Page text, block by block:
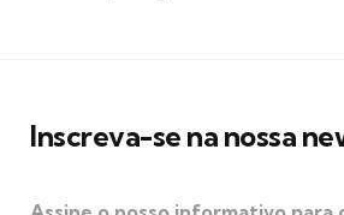
Inscreva-se na nossa